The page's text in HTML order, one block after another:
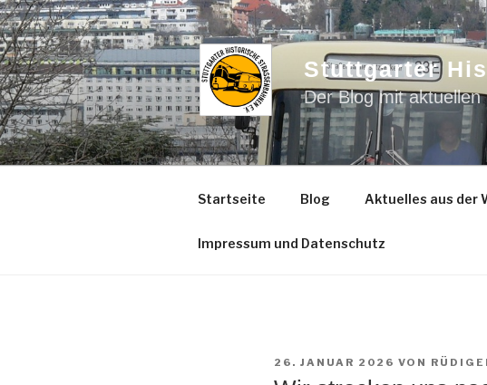
Zum
Inhalt
springen
Stuttgarter
Der Blog mit aktuellen
Startseite Blog Aktuelles aus der
Impressum und Datenschutz
VERÖFFENTLICHT
26. JANUAR 2026 VON